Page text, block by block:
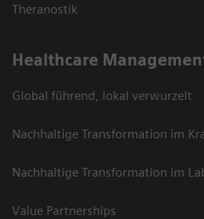
Theranostik
Healthcare
Global führend, lokal verwurzelt
Nachhaltige Transformation im
Nachhaltige Transformation im
Value Partnerships